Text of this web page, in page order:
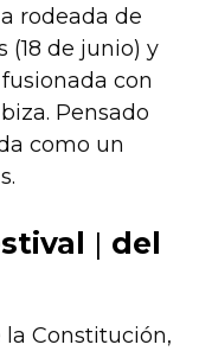
rodeada de
(18 de junio) y
con
Pensado
como un
| del
Constitución,